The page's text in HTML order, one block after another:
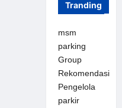
Tranding
msm
parking
Group
Rekomendasi
Pengelola
parkir